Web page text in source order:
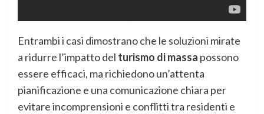
Entrambi i casi dimostrano che le soluzioni mirate
a ridurre l’impatto del turismo di massa possono
essere efficaci, ma richiedono un’attenta
pianificazione e una comunicazione chiara per
evitare incomprensioni e conflitti tra residenti e